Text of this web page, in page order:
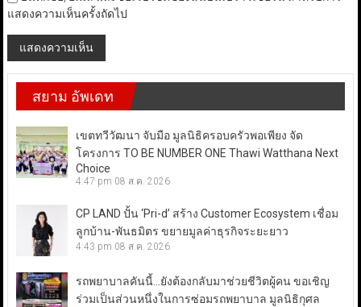
แสดงความเห็นครั้งถัดไป
สยาม อัพเดท
เขตทวีวัฒนา จับมือ มูลนิธิครอบครัวพอเพียง จัด
โครงการ TO BE NUMBER ONE Thawi Watthana Next
Choice
4:47 pm 08 ส.ค. 2026
CP LAND ปั้น ‘Pri-d’ สร้าง Customer Ecosystem เชื่อม
ลูกบ้าน-พันธมิตร ขยายมูลค่าธุรกิจระยะยาว
4:43 pm 08 ส.ค. 2026
รถพยาบาลคันนี้…ยังต้องกลับมาช่วยชีวิตผู้คน ขอเชิญ
ร่วมเป็นส่วนหนึ่งในการซ่อมรถพยาบาล มูลนิธิกุศล